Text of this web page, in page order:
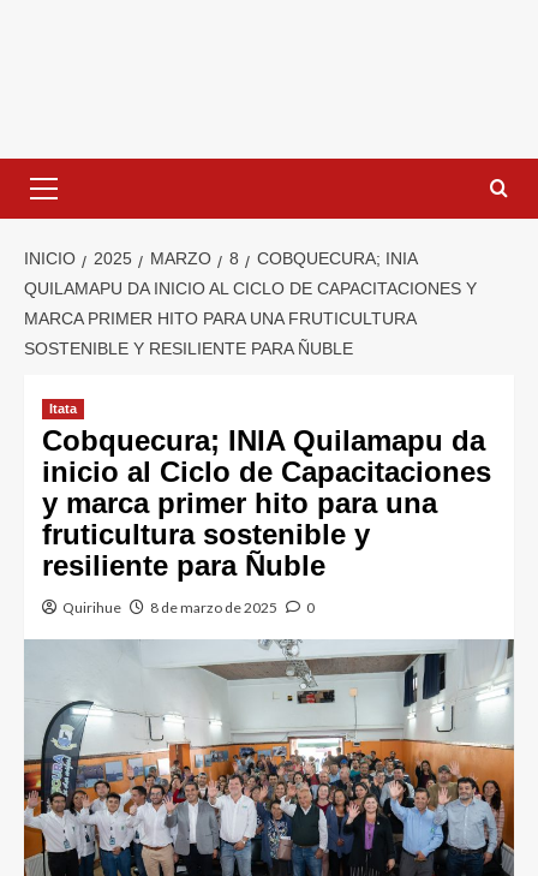
INICIO 2025 MARZO 8
COBQUECURA; INIA
QUILAMAPU DA INICIO AL CICLO DE CAPACITACIONES Y
MARCA PRIMER HITO PARA UNA FRUTICULTURA
SOSTENIBLE Y RESILIENTE PARA ÑUBLE
Itata
Cobquecura; INIA Quilamapu da
inicio al Ciclo de Capacitaciones
y marca primer hito para una
fruticultura sostenible y
resiliente para Ñuble
Quirihue 8 de marzo de 2025 0